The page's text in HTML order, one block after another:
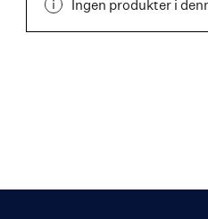
Ingen produkter i